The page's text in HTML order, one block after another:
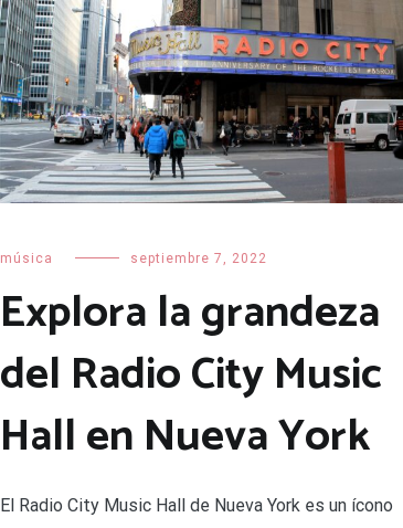
música septiembre 7, 2022
Explora la grandeza
del Radio City Music
Hall en Nueva York
El Radio City Music Hall de Nueva York es un ícono